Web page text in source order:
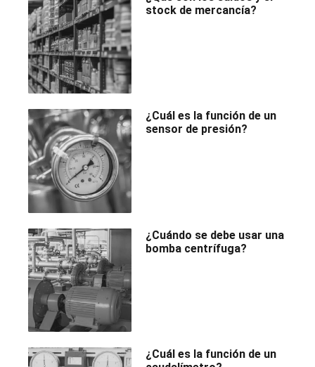
stock de mercancía?
¿Cuál es la función de un
sensor de presión?
¿Cuándo se debe usar una
bomba centrífuga?
¿Cuál es la función de un